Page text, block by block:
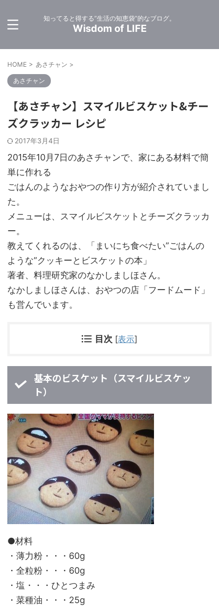
知ってると得する”生活の知恵袋”的なブログ。
Wisdom of LIFE
HOME > あさチャン >
あさチャン
【あさチャン】スマイルビスケット&チー
ズクラッカー レシピ
2017年3月4日
2015年10月7日のあさチャンで、家にある材料で簡
単に作れる
ごはんのようなおやつの作り方が紹介されていまし
た。
メニューは、スマイルビスケットとチーズクラッカ
ー。
教えてくれるのは、「まいにち食べたい”ごはんの
ような”クッキーとビスケットの本」
著者、料理研究家のなかしましほさん。
なかしましほさんは、おやつの店「フードムード」
も営んでいます。
目次 [表示]
基本のビスケット（スマイルビスケッ
ト）
●材料
・薄力粉・・・60g
・全粒粉・・・60g
・塩・・・ひとつまみ
・菜種油・・・25g